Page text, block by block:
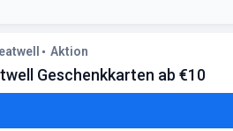
gezielt nach Terminen an
Salons für Last-Minute- oder
Aktion
Geschenkkarten ab €10